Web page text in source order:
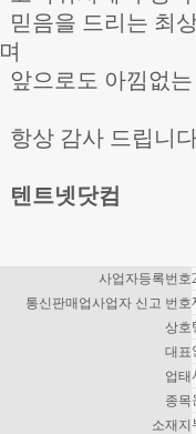
믿음을 드리는 최
며
앞으로도 아낌없
항상 감사 드립니
텐트넷닷컴
사업자등록번호
통신판매업사업자 신고 번호
상호
대표
업태
종목
소재지